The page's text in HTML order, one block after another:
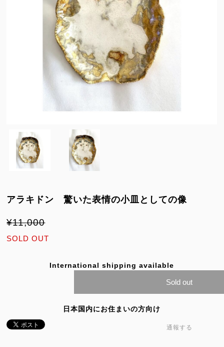
アラキドン 驚いた表情の小皿としての像
¥11,000
SOLD OUT
International shipping available
Sold out
日本国内にお住まいの方向け
通報する